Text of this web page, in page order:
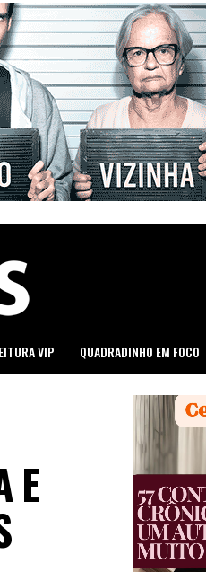
VIP QUADRADINHO EM FOCO
E